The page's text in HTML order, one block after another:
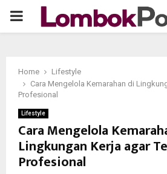
P
M
A
Home
Lifestyle
Cara Mengelola Kemarahan di
Profesional
Lifestyle
Cara Mengelola
Lingkungan Kerja agar
Profesional